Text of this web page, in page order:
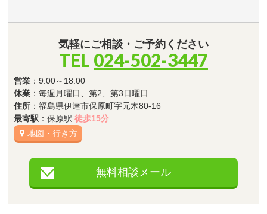
気軽にご相談・ご予約ください
TEL 024-502-3447
営業 ：9:00～18:00
休業 ：毎週月曜日、第2、第3日曜日
住所 ：福島県伊達市保原町字元木80-16
最寄駅 ：保原駅徒歩15分
地図・行き方
無料相談メール